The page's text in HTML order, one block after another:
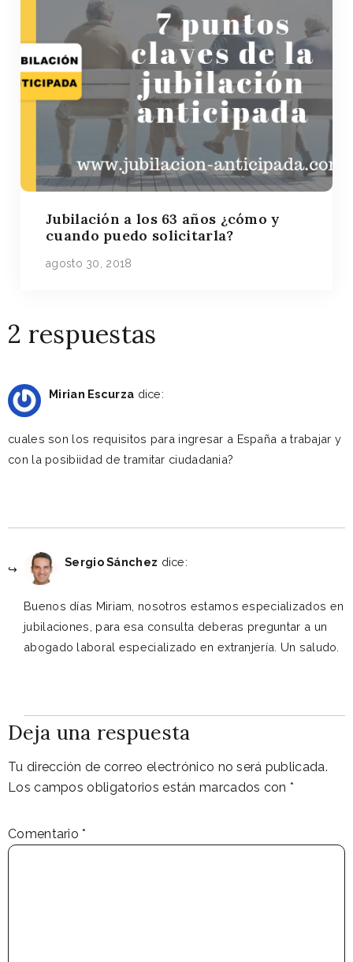
Jubilación a los 63 años ¿cómo y
cuando puedo solicitarla?
agosto 30, 2018
2 respuestas
Mirian Escurza dice:
cuales son los requisitos para ingresar a España a trabajar y
con la posibiidad de tramitar ciudadania?
Sergio Sánchez dice:
Buenos días Miriam, nosotros estamos especializados en
jubilaciones, para esa consulta deberas preguntar a un
abogado laboral especializado en extranjería. Un saludo.
Deja una respuesta
Tu dirección de correo electrónico no será publicada.
Los campos obligatorios están marcados con *
Comentario*